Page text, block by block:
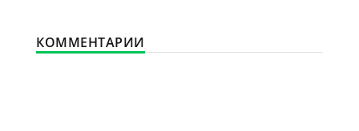
КОММЕНТАРИИ